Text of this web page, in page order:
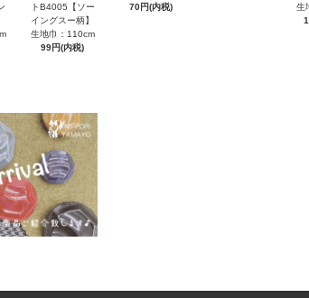
トB4005【ソー
イングスー柄】
生地巾：110cm
99円(内税)
70円(内税)
生